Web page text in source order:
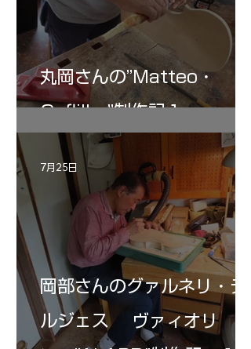
丸岡さんの”Matteo・
Gofliller”制作記１
岡部さんのグァルネリ・デ
ルジェス ヴァィオリ
7月25日